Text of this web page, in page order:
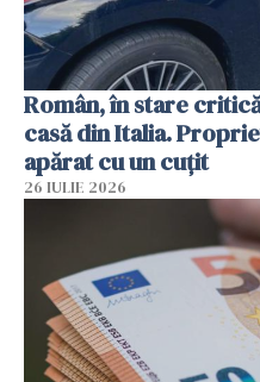
Român, în stare
casă din Italia.
apărat cu un cuțit
26 IULIE 2026